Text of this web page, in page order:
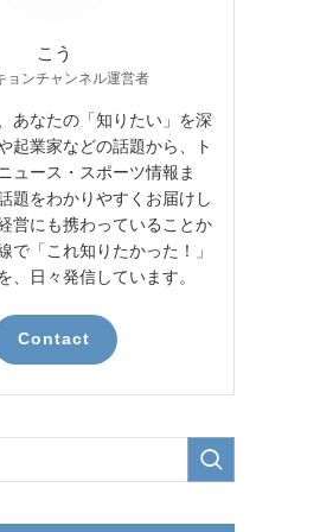
こう
ョンチャンネル運営者
あなたの「知りたい」を深
起業家などの話題から、ト
ュース・スポーツ情報ま
題をわかりやすくお届けし
営にも携わっていることか
で「これ知りたかった！」
、日々発信しています。
Contact